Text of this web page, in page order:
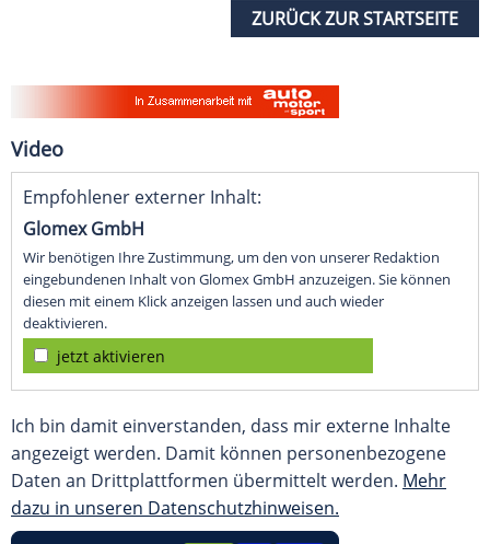
ZURÜCK ZUR STARTSEITE
Video
Empfohlener externer Inhalt:
Glomex GmbH
Wir benötigen Ihre Zustimmung, um den von unserer Redaktion
eingebundenen Inhalt von Glomex GmbH anzuzeigen. Sie können
diesen mit einem Klick anzeigen lassen und auch wieder
deaktivieren.
jetzt aktivieren
Ich bin damit einverstanden, dass mir externe Inhalte
angezeigt werden. Damit können personenbezogene
Daten an Drittplattformen übermittelt werden. Mehr
dazu in unseren Datenschutzhinweisen.